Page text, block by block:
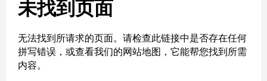
未找到页面
无法找到所请求的页面。请检查此链接中是否存在任何
拼写错误，或查看我们的网站地图，它能帮您找到所需
内容。